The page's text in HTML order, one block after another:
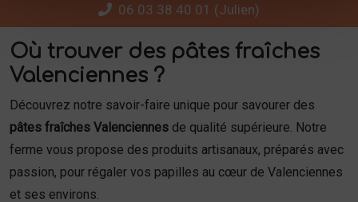
06 03 38 40 01 (Julien)
Où trouver des pâtes fraîches
Valenciennes ?
Découvrez notre savoir-faire unique pour savourer des
pâtes fraîches Valenciennes de qualité supérieure. Notre
ferme vous propose des produits artisanaux, préparés avec
passion, pour régaler vos papilles au cœur de Valenciennes
et ses environs.